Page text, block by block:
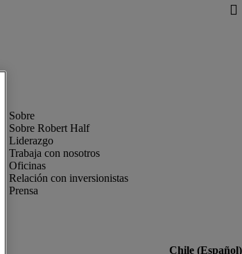
Sobre Robert Half
Liderazgo
Trabaja con nosotros
Oficinas
Relación con inversionistas
Prensa